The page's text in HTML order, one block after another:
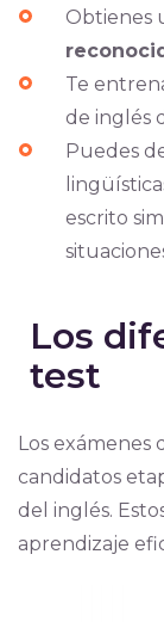
Obtienes
Te
de inglés
Puedes
escrito
Los
test
Los exámenes
candidatos
del inglés.
aprendizaje